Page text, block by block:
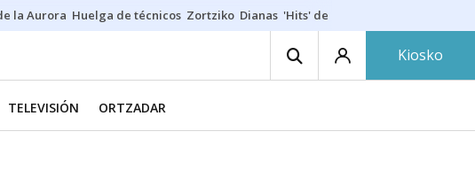
la Aurora Huelga de técnicos Zortziko Dianas 'Hits' de las txarangas
Kiosko
TELEVISIÓN ORTZADAR